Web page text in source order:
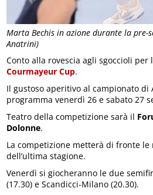
Marta Bechis in azione durante la pre-
Anatrini)
Conto alla rovescia agli sgoccioli per
Courmayeur Cup.
Il gustoso aperitivo al campionato
programma venerdì 26 e sabato 27
Teatro della competizione sarà il
Dolonne.
La competizione metterà di fronte
dell’ultima stagione.
Venerdì si giocheranno le due
(17.30) e Scandicci-Milano (20.30).